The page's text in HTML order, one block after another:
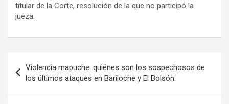
titular de la Corte, resolución de la que no participó la
jueza.
de
entradas
Violencia mapuche: quiénes son los sospechosos de
los últimos ataques en Bariloche y El Bolsón.